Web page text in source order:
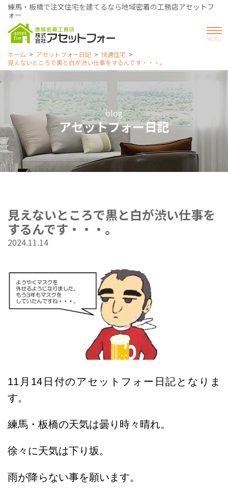
練馬・板橋で注文住宅を建てるなら地域密着の工務店アセットフ
ォー
ホーム アセットフォー日記
快適住宅
見えないところで黒と白が渋い仕事をするんです・・・。
blog
アセットフォー日記
見えないところで黒と白が渋い仕事を
するんです・・・。
2024.11.14
11 月14日 付のアセットフォー日記となりま
す。
練馬・板橋の天気は曇り時々晴れ。
徐々に天気は下り坂。
雨が降らない事を願います。